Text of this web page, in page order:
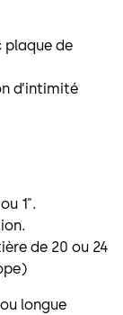
plaque de
d’intimité
1".
de 20 ou 24
longue